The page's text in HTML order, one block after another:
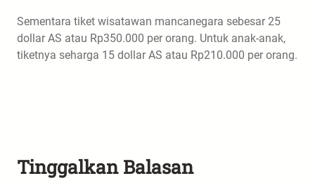
Sementara tiket wisatawan mancanegara sebesar 25
dollar AS atau Rp350.000 per orang. Untuk anak-anak,
tiketnya seharga 15 dollar AS atau Rp210.000 per orang.
Tinggalkan Balasan